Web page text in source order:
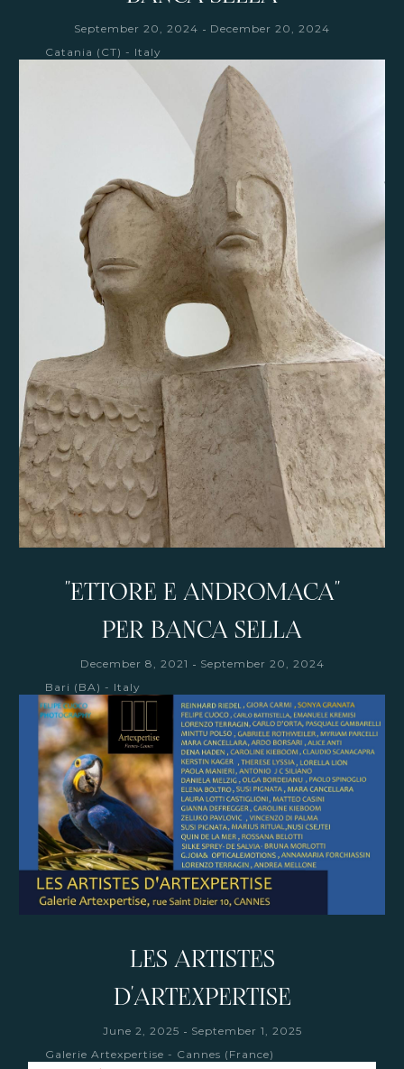
September 20, 2024 - December 20, 2024
Catania (CT) - Italy
"ETTORE E ANDROMACA"
PER BANCA SELLA
December 8, 2021 - September 20, 2024
Bari (BA) - Italy
LES ARTISTES
D'ARTEXPERTISE
June 2, 2025 - September 1, 2025
Galerie Artexpertise - Cannes (France)